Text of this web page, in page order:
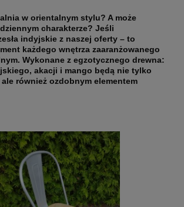
w orientalnym stylu? A może
charakterze? Jeśli
indyjskie z naszej oferty – to
każdego wnętrza zaaranżowanego
Wykonane z egzotycznego drewna:
akacji i mango będą nie tylko
również ozdobnym elementem